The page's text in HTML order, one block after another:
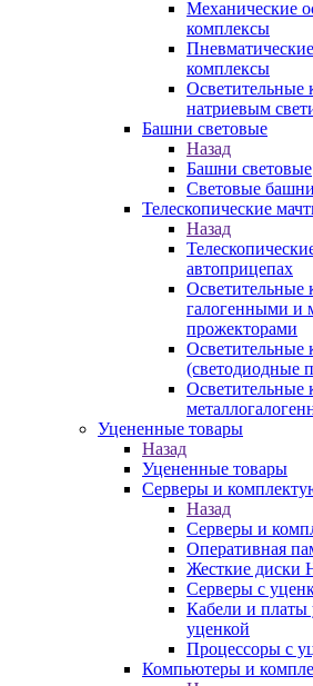
Механические
комплексы
комплексы
Осветительные
натриевым
Башни световые
Назад
Башни световые
Световые башни
Телескопические
Назад
автоприцепах
Осветительные
галогенными и
прожекторами
Осветительные
(светодиодные
Осветительные
Уцененные товары
Назад
Уцененные товары
Серверы и
Назад
Серверы и
Оперативная
Жесткие диски
Серверы с
Кабели и платы
уценкой
Процессоры с
Компьютеры и